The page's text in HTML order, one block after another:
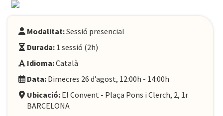
Modalitat:Sessió presencial
Durada: 1 sessió (2h)
Idioma:Català
Data: Dimecres 26 d’agost, 12:00h - 14:00h
Ubicació: El Convent - Plaça Pons i Clerch, 2, 1r
BARCELONA